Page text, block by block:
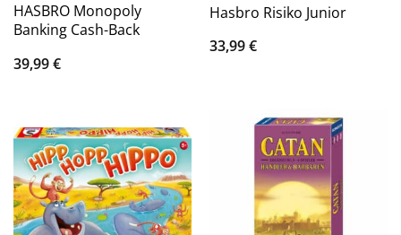
HASBRO Monopoly
Banking Cash-Back
39,99€
Hasbro Risiko Junior
33,99€